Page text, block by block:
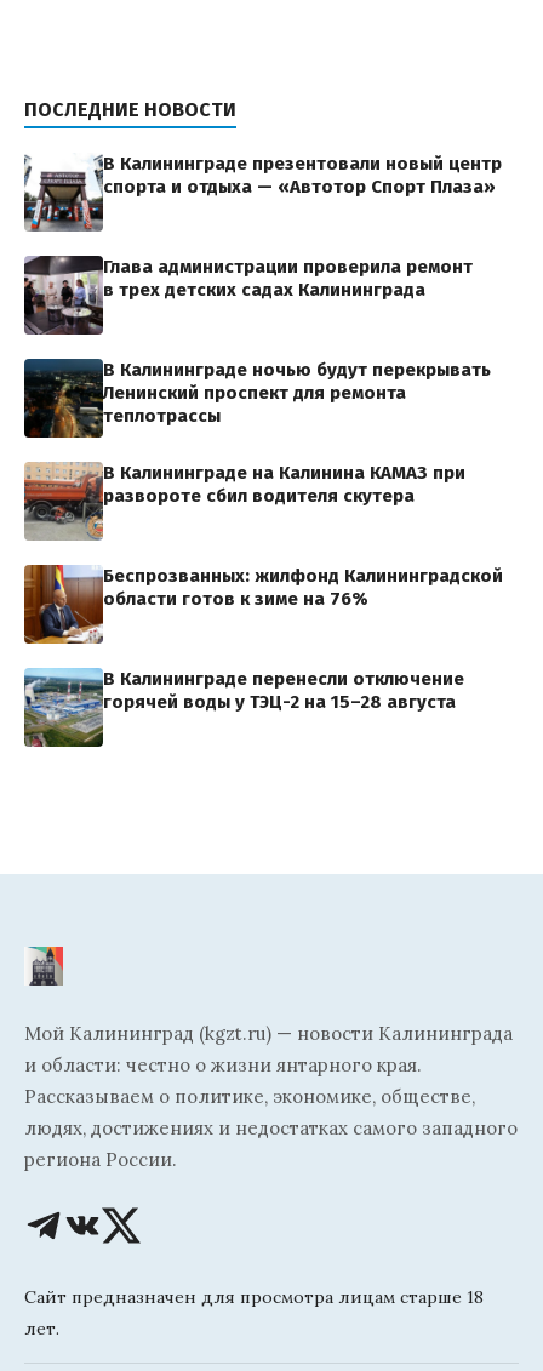
ПОСЛЕДНИЕ НОВОСТИ
В Калининграде презентовали новый центр
спорта и отдыха — «Автотор Спорт Плаза»
Глава администрации проверила ремонт
в трех детских садах Калининграда
В Калининграде ночью будут перекрывать
Ленинский проспект для ремонта
теплотрассы
В Калининграде на Калинина КАМАЗ при
развороте сбил водителя скутера
Беспрозванных: жилфонд Калининградской
области готов к зиме на 76%
В Калининграде перенесли отключение
горячей воды у ТЭЦ-2 на 15–28 августа
Мой Калининград (kgzt.ru) — новости Калининграда
и области: честно о жизни янтарного края.
Рассказываем о политике, экономике, обществе,
людях, достижениях и недостатках самого западного
региона России.
Сайт предназначен для просмотра лицам старше 18
лет.